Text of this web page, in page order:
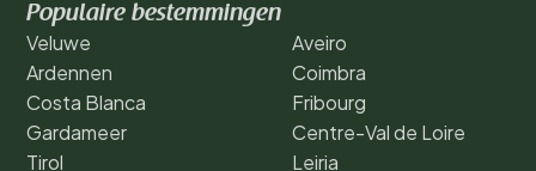
Populaire bestemmingen
Veluwe
Ardennen
Costa Blanca
Gardameer
Tirol
Aveiro
Coimbra
Fribourg
Centre-Val de Loire
Leiria